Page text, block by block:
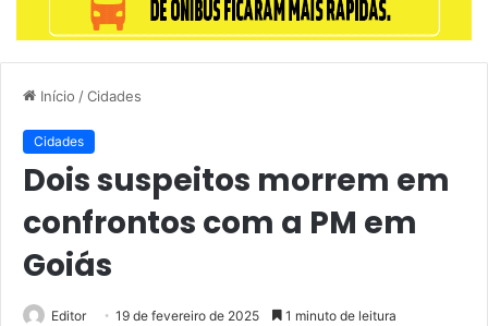
Início /Cidades
Cidades
Dois suspeitos morrem em
confrontos com a PM em
Goiás
Editor 19 de fevereiro de 2025 1 minuto de leitura